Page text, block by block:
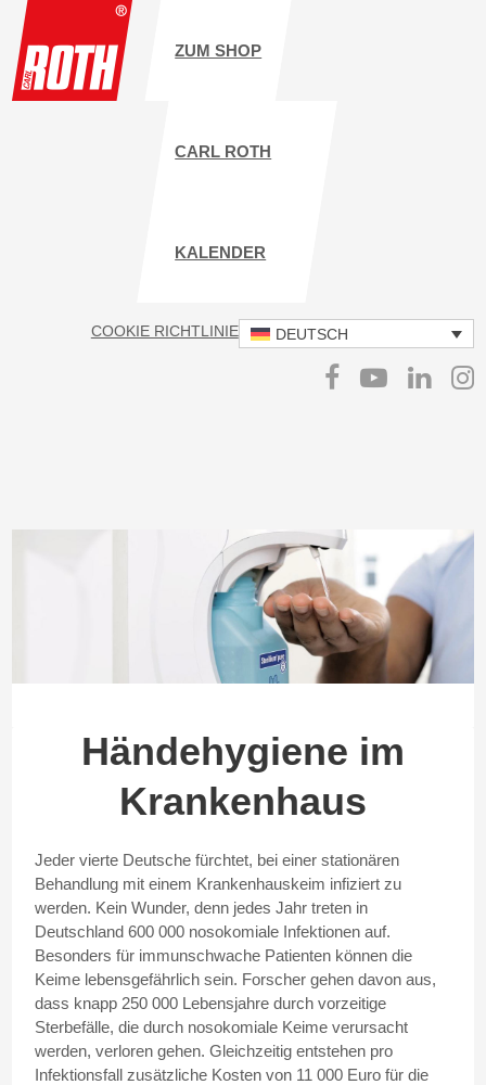
ZUM SHOP
CARL ROTH
KALENDER
DEUTSCH DATENSCHUTZ
IMPRESSUM
COOKIE RICHTLINIE
Händehygiene im
Krankenhaus
Jeder vierte Deutsche fürchtet, bei einer stationären
Behandlung mit einem Krankenhauskeim infiziert zu
werden. Kein Wunder, denn jedes Jahr treten in
Deutschland 600 000 nosokomiale Infektionen auf.
Besonders für immunschwache Patienten können die
Keime lebensgefährlich sein. Forscher gehen davon aus,
dass knapp 250 000 Lebensjahre durch vorzeitige
Sterbefälle, die durch nosokomiale Keime verursacht
werden, verloren gehen. Gleichzeitig entstehen pro
Infektionsfall zusätzliche Kosten von 11 000 Euro für die